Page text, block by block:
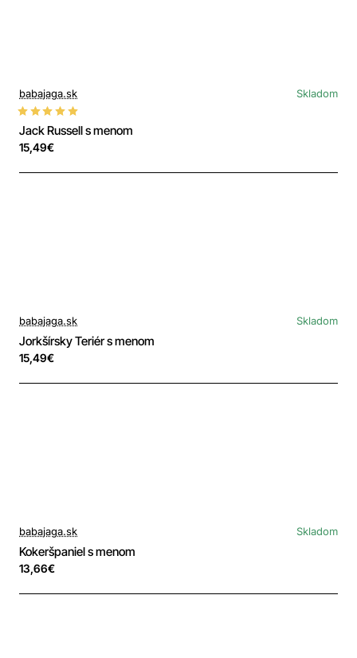
babajaga.sk Skladom
Jack Russell s menom
15,49€
babajaga.sk Skladom
Jorkšírsky Teriér s menom
15,49€
babajaga.sk Skladom
Kokeršpaniel s menom
13,66€